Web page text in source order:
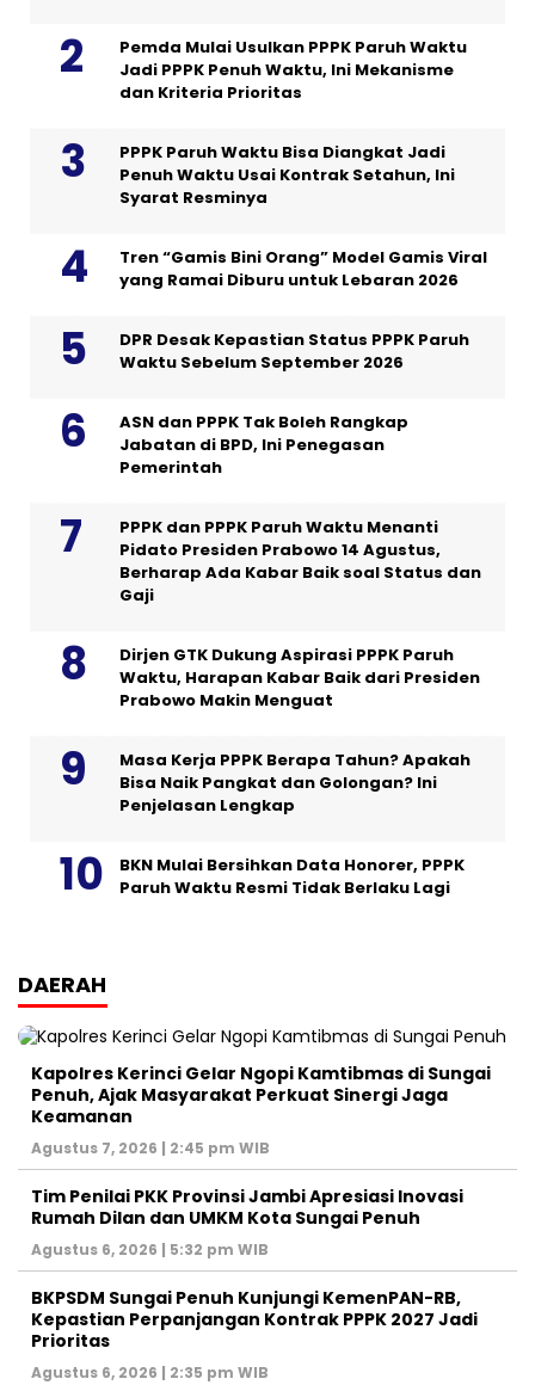
Pemda Mulai Usulkan PPPK Paruh Waktu
Jadi PPPK Penuh Waktu, Ini Mekanisme
dan Kriteria Prioritas
PPPK Paruh Waktu Bisa Diangkat Jadi
Penuh Waktu Usai Kontrak Setahun, Ini
Syarat Resminya
Tren “Gamis Bini Orang” Model Gamis Viral
yang Ramai Diburu untuk Lebaran 2026
DPR Desak Kepastian Status PPPK Paruh
Waktu Sebelum September 2026
ASN dan PPPK Tak Boleh Rangkap
Jabatan di BPD, Ini Penegasan
Pemerintah
PPPK dan PPPK Paruh Waktu Menanti
Pidato Presiden Prabowo 14 Agustus,
Berharap Ada Kabar Baik soal Status dan
Gaji
Dirjen GTK Dukung Aspirasi PPPK Paruh
Waktu, Harapan Kabar Baik dari Presiden
Prabowo Makin Menguat
Masa Kerja PPPK Berapa Tahun? Apakah
Bisa Naik Pangkat dan Golongan? Ini
Penjelasan Lengkap
BKN Mulai Bersihkan Data Honorer, PPPK
Paruh Waktu Resmi Tidak Berlaku Lagi
DAERAH
Kapolres Kerinci Gelar Ngopi Kamtibmas di Sungai
Penuh, Ajak Masyarakat Perkuat Sinergi Jaga
Keamanan
Agustus 7, 2026 | 2:45 pm WIB
Tim Penilai PKK Provinsi Jambi Apresiasi Inovasi
Rumah Dilan dan UMKM Kota Sungai Penuh
Agustus 6, 2026 | 5:32 pm WIB
BKPSDM Sungai Penuh Kunjungi KemenPAN-RB,
Kepastian Perpanjangan Kontrak PPPK 2027 Jadi
Prioritas
Agustus 6, 2026 | 2:35 pm WIB